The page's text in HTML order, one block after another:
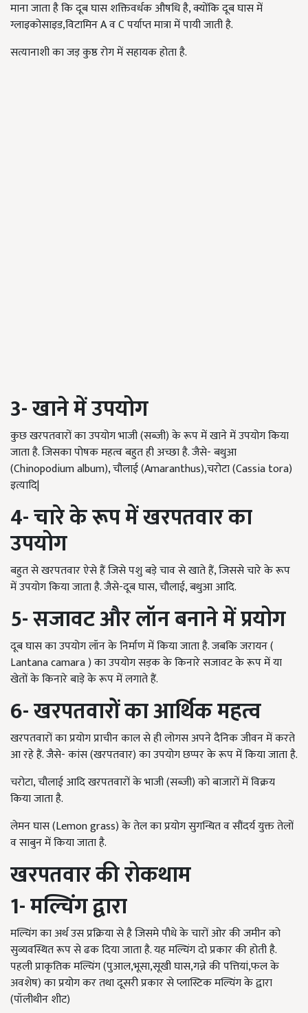
माना जाता है कि दूब घास शक्तिवर्धक औषधि है, क्योंकि दूब घास में
ग्लाइकोसाइड,विटामिन A व C पर्याप्त मात्रा में पायी जाती है.
सत्यानाशी का जड़ कुष्ठ रोग में सहायक होता है.
3-खाने में उपयोग
कुछ खरपतवारों का उपयोग भाजी (सब्जी) के रूप में खाने में उपयोग किया
जाता है. जिसका पोषक महत्व बहुत ही अच्छा है. जैसे- बथुआ
(Chinopodium album), चौलाई (Amaranthus),चरोटा (Cassia tora)
इत्यादि|
4-चारे के रूप में खरपतवार का
उपयोग
बहुत से खरपतवार ऐसे हैं जिसे पशु बड़े चाव से खाते हैं, जिससे चारे के रूप
में उपयोग किया जाता है. जैसे-दूब घास, चौलाई, बथुआ आदि.
5-सजावट और लॉन बनाने में प्रयोग
दूब घास का उपयोग लॉन के निर्माण में किया जाता है. जबकि जरायन (
Lantana camara ) का उपयोग सड़क के किनारे सजावट के रूप में या
खेतों के किनारे बाड़े के रूप में लगाते हैं.
6-खरपतवारों का आर्थिक महत्व
खरपतवारों का प्रयोग प्राचीन काल से ही लोगस अपने दैनिक जीवन में करते
आ रहे हैं. जैसे- कांस (खरपतवार) का उपयोग छप्पर के रूप में किया जाता है.
चरोटा, चौलाई आदि खरपतवारों के भाजी (सब्जी) को बाजारों में विक्रय
किया जाता है.
लेमन घास (Lemon grass) के तेल का प्रयोग सुगन्धित व सौंदर्य युक्त तेलों
व साबुन में किया जाता है.
खरपतवार की रोकथाम
1-मल्चिंग द्वारा
मल्चिंग का अर्थ उस प्रक्रिया से है जिसमे पौधे के चारों ओर की जमीन को
सुव्यवस्थित रूप से ढक दिया जाता है. यह मल्चिंग दो प्रकार की होती है.
पहली प्राकृतिक मल्चिंग (पुआल,भूसा,सूखी घास,गन्ने की पत्तियां,फल के
अवशेष) का प्रयोग कर तथा दूसरी प्रकार से प्लास्टिक मल्चिंग के द्वारा
(पॉलीथीन शीट)